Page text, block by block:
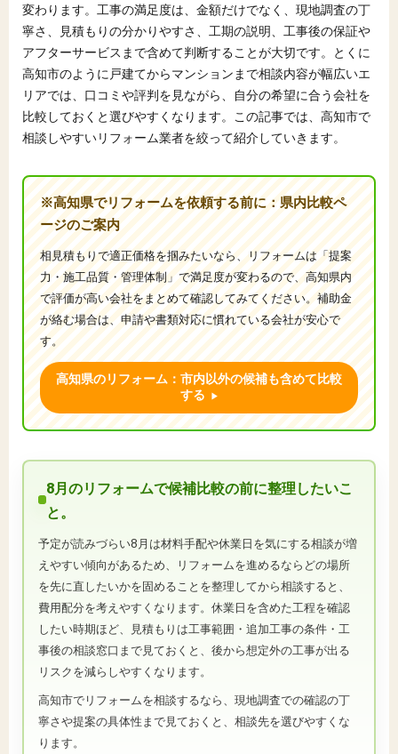
変わります。工事の満足度は、金額だけでなく、現地調査の丁
寧さ、見積もりの分かりやすさ、工期の説明、工事後の保証や
アフターサービスまで含めて判断することが大切です。とくに
高知市のように戸建てからマンションまで相談内容が幅広いエ
リアでは、口コミや評判を見ながら、自分の希望に合う会社を
比較しておくと選びやすくなります。この記事では、高知市で
相談しやすいリフォーム業者を絞って紹介していきます。
※高知県でリフォームを依頼する前に：県内比較ペ
ージのご案内
相見積もりで適正価格を掴みたいなら、リフォームは「提案
力・施工品質・管理体制」で満足度が変わるので、高知県内
で評価が高い会社をまとめて確認してみてください。補助金
が絡む場合は、申請や書類対応に慣れている会社が安心で
す。
高知県のリフォーム：市内以外の候補も含めて比較
する
8月のリフォームで候補比較の前に整理したいこ
と。
予定が読みづらい8月は材料手配や休業日を気にする相談が増
えやすい傾向があるため、リフォームを進めるならどの場所
を先に直したいかを固めることを整理してから相談すると、
費用配分を考えやすくなります。休業日を含めた工程を確認
したい時期ほど、見積もりは工事範囲・追加工事の条件・工
事後の相談窓口まで見ておくと、後から想定外の工事が出る
リスクを減らしやすくなります。
高知市でリフォームを相談するなら、現地調査での確認の丁
寧さや提案の具体性まで見ておくと、相談先を選びやすくな
ります。